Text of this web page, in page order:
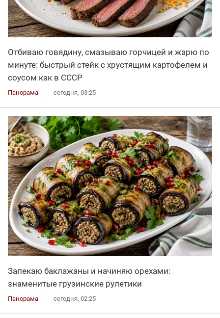
Отбиваю говядину, смазываю горчицей и жарю по
минуте: быстрый стейк с хрустящим картофелем и
соусом как в СССР
Панорама сегодня, 03:25
Запекаю баклажаны и начиняю орехами:
знаменитые грузинские рулетики
Панорама сегодня, 02:25